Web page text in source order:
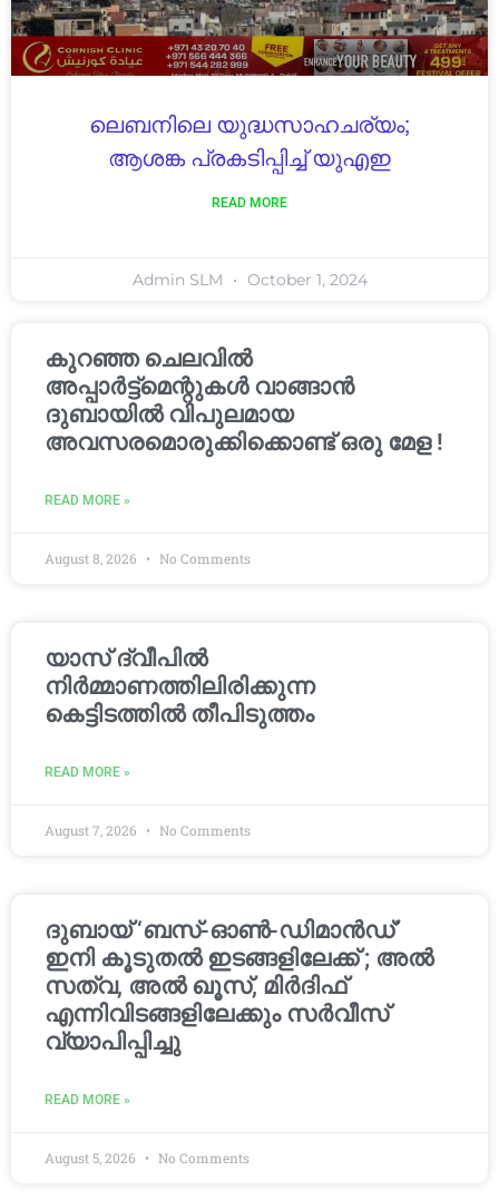
ലെബനിലെ യുദ്ധസാഹചര്യം;
ആശങ്ക പ്രകടിപ്പിച്ച് യുഎഇ
READ MORE
Admin SLM October 1, 2024
കുറഞ്ഞ ചെലവിൽ
അപ്പാർട്ട്മെന്റുകൾ വാങ്ങാൻ
ദുബായിൽ വിപുലമായ
അവസരമൊരുക്കിക്കൊണ്ട് ഒരു മേള !
READ MORE »
August 8, 2026 No Comments
യാസ് ദ്വീപിൽ
നിർമ്മാണത്തിലിരിക്കുന്ന
കെട്ടിടത്തിൽ തീപിടുത്തം
READ MORE »
August 7, 2026 No Comments
ദുബായ് ‘ബസ്-ഓൺ-ഡിമാൻഡ്’
ഇനി കൂടുതൽ ഇടങ്ങളിലേക്ക് ; അൽ
സത്വ, അൽ ഖൂസ്, മിർദിഫ്
എന്നിവിടങ്ങളിലേക്കും സർവീസ്
വ്യാപിപ്പിച്ചു
READ MORE »
August 5, 2026 No Comments